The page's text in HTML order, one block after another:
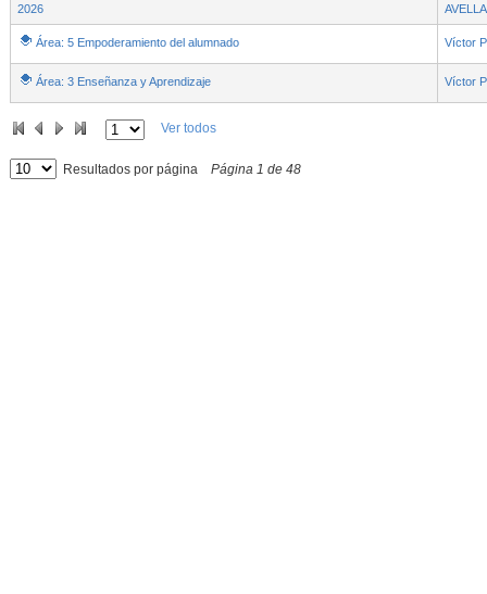
2026
Área: 5 Empoderamiento del alumnado Víctor
Área: 3 Enseñanza y Aprendizaje Víctor
Ver todos
Resultados por página Página 1 de 48